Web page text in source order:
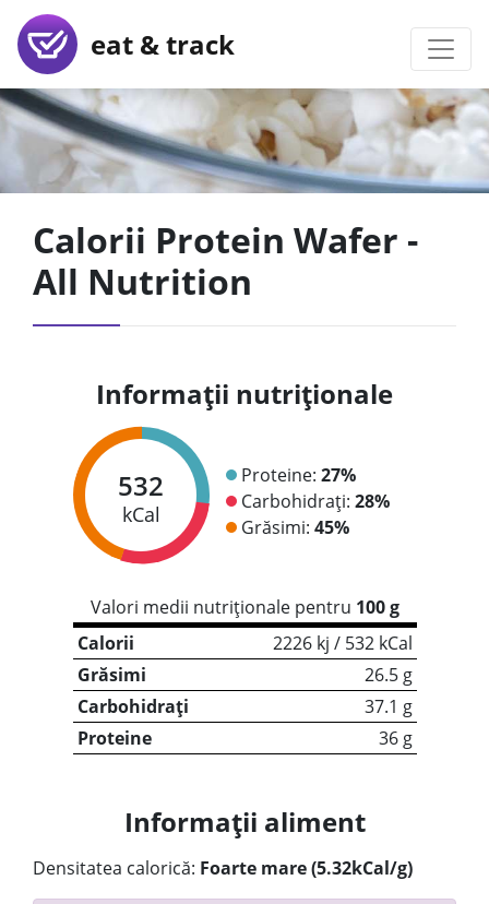
eat & track
Calorii Protein Wafer -
All Nutrition
Informații nutriționale
532
kCal
Proteine: 27%
Carbohidrați: 28%
Grăsimi: 45%
Valori medii nutriționale pentru 100 g
Calorii
2226 kj / 532 kCal
Grăsimi
26.5 g
Carbohidrați
37.1 g
Proteine
36 g
Informații aliment
Densitatea calorică: Foarte mare (5.32kCal/g)